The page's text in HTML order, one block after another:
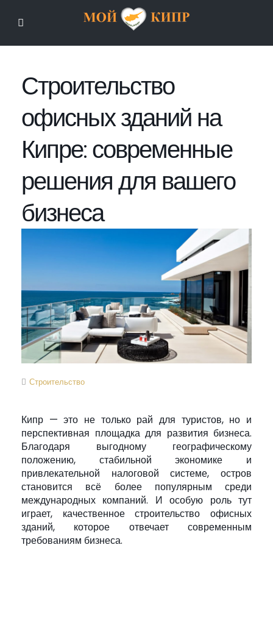
Строительство
офисных зданий на
Кипре: современные
решения для вашего
бизнеса
Строительство
Кипр — это не только рай для туристов, но и
перспективная площадка для развития бизнеса.
Благодаря выгодному географическому
положению, стабильной экономике и
привлекательной налоговой системе, остров
становится всё более популярным среди
международных компаний. И особую роль тут
играет, качественное строительство офисных
зданий, которое отвечает современным
требованиям бизнеса.